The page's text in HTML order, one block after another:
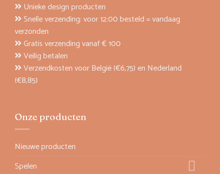
Unieke design producten
Snelle verzending: voor 12:00 besteld = vandaag
verzonden
Gratis verzending vanaf € 100
Veilig betalen
Verzendkosten voor België (€6,75) en Nederland
(€8,85)
Onze producten
Nieuwe producten
Spelen